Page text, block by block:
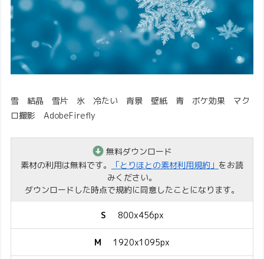
雪 結晶 雪片 氷 冷たい 背景 壁紙 青 ボケ効果 マク
ロ撮影 AdobeFirefly
無料ダウンロード
素材の利用は無料です。
「とりほとの素材利用規約」 をお読
みください。
ダウンロードした時点で規約に同意したことになります。
S 800x456px
M 1920x1095px